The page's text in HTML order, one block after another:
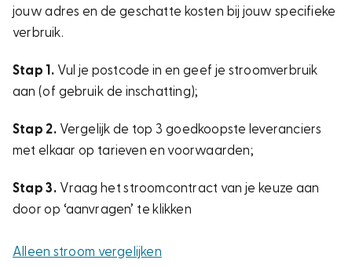
jouw adres en de geschatte kosten bij jouw specifieke
verbruik.
Stap 1. Vul je postcode in en geef je stroomverbruik
aan (of gebruik de inschatting);
Stap 2. Vergelijk de top 3 goedkoopste leveranciers
met elkaar op tarieven en voorwaarden;
Stap 3. Vraag het stroomcontract van je keuze aan
door op ‘aanvragen’ te klikken
Alleen stroom vergelijken